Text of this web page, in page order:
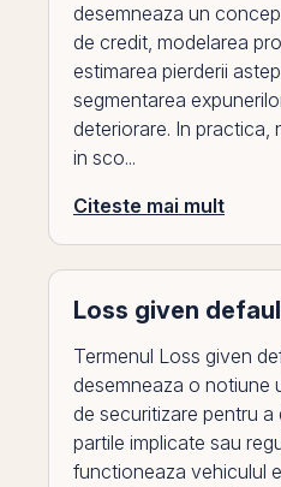
desemneaza un
de credit, modelarea
estimarea pierderii
segmentarea
deteriorare. In practica,
in sco...
Citeste mai mult
Loss given
Termenul Loss given
desemneaza o notiune
de securitizare pentru a
partile implicate sau
functioneaza vehiculul